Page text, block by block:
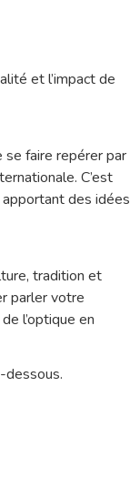
et l’impact de
se faire repérer par
C’est
apportant des idées
tradition et
parler votre
l’optique en
dessous.